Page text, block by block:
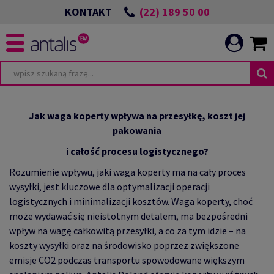
KONTAKT (22) 189 50 00
Jak waga koperty wpływa na przesyłkę, koszt jej
pakowania
i całość procesu logistycznego?
Rozumienie wpływu, jaki waga koperty ma na cały proces
wysyłki, jest kluczowe dla optymalizacji operacji
logistycznych i minimalizacji kosztów. Waga koperty, choć
może wydawać się nieistotnym detalem, ma bezpośredni
wpływ na wagę całkowitą przesyłki, a co za tym idzie – na
koszty wysyłki oraz na środowisko poprzez zwiększone
emisje CO2 podczas transportu spowodowane większym